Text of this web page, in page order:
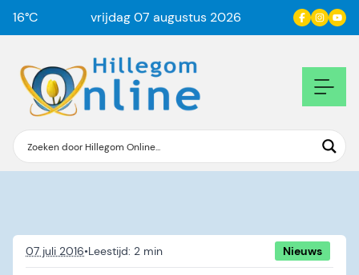
16°C vrijdag 07 augustus 2026
07 juli 2016• Nieuws